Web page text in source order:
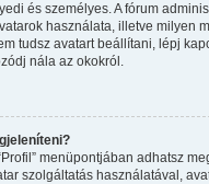
és személyes. A fórum
használata, illetve milyen
tudsz avatart beállítani, lépj
nála az okokról.
menüpontjában adhatsz
szolgáltatás használatával,